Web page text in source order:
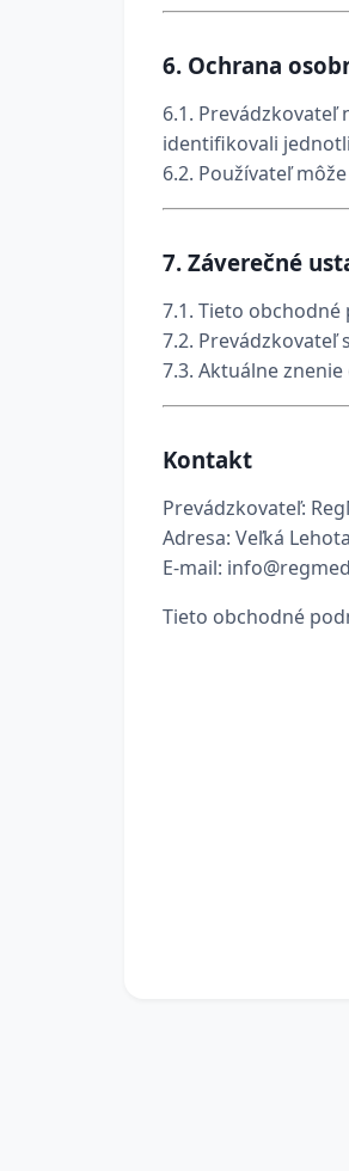
6. Ochrana
6.1. Prevádzkovateľ
identifikovali
6.2. Používateľ
7. Záverečné
7.1. Tieto
7.2.
7.3. Aktuálne
Kontakt
Prevádzkovateľ:
Adresa: Veľká
E-mail:
Tieto obchodné